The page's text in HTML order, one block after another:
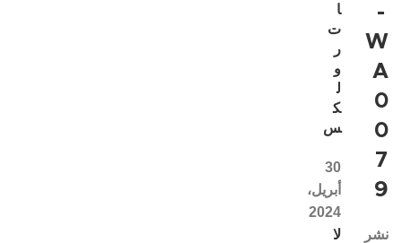
-
W
A
0
0
7
9
نشر
ا
ت
ر
و
ل
ك
س
30
أبريل،
2024
لا